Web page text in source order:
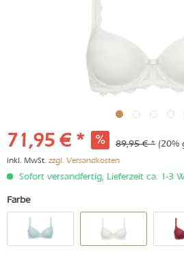
71,95 € * 89,95 € * (20%
inkl. MwSt. zzgl. Versandkosten
Sofort versandfertig, Lieferzeit ca. 1-3
Farbe